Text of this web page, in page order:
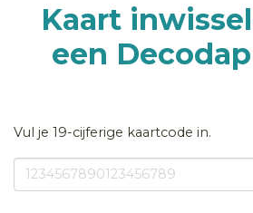
Kaart
een
Vul je 19-cijferige kaartcode in.